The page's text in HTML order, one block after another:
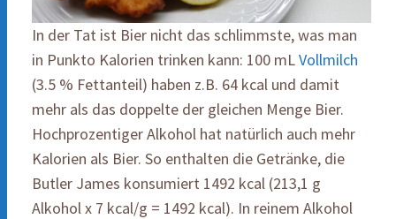
In der Tat ist Bier nicht das schlimmste, was man
in Punkto Kalorien trinken kann: 100 mLVollmilch
(3.5 % Fettanteil) haben z.B. 64 kcal und damit
mehr als das doppelte der gleichen Menge Bier.
Hochprozentiger Alkohol hat natürlich auch mehr
Kalorien als Bier. So enthalten die Getränke, die
Butler James konsumiert 1492 kcal (213,1 g
Alkohol x 7 kcal/g = 1492 kcal). In reinem Alkohol